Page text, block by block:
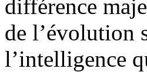
différence
de l’évolution
l’intelligence